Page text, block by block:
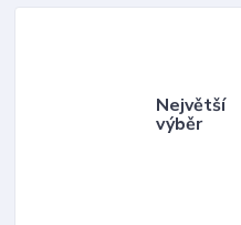
Největší
výběr